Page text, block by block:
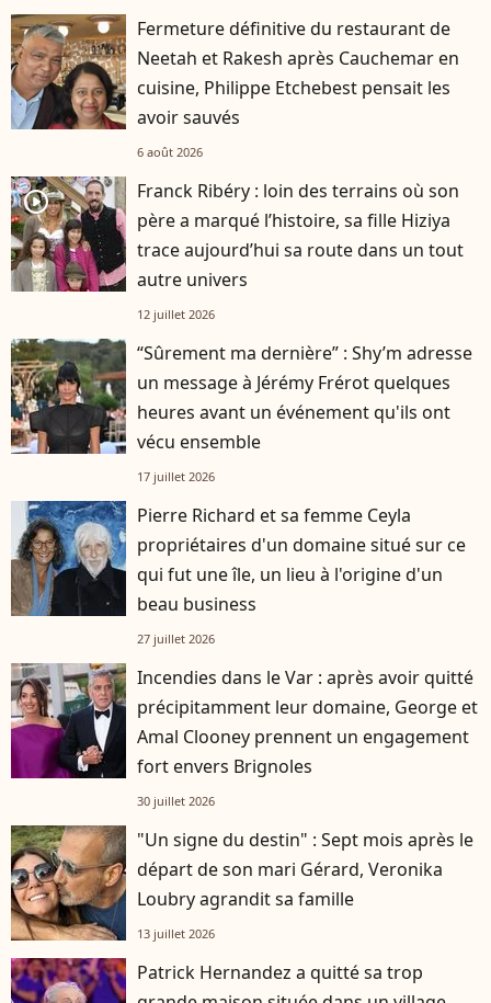
Fermeture définitive du restaurant de
Neetah et Rakesh après Cauchemar en
cuisine, Philippe Etchebest pensait les
avoir sauvés
6 août 2026
player2
Franck Ribéry : loin des terrains où son
père a marqué l’histoire, sa fille Hiziya
trace aujourd’hui sa route dans un tout
autre univers
12 juillet 2026
“Sûrement ma dernière” : Shy’m adresse
un message à Jérémy Frérot quelques
heures avant un événement qu'ils ont
vécu ensemble
17 juillet 2026
Pierre Richard et sa femme Ceyla
propriétaires d'un domaine situé sur ce
qui fut une île, un lieu à l'origine d'un
beau business
27 juillet 2026
Incendies dans le Var : après avoir quitté
précipitamment leur domaine, George et
Amal Clooney prennent un engagement
fort envers Brignoles
30 juillet 2026
"Un signe du destin" : Sept mois après le
départ de son mari Gérard, Veronika
Loubry agrandit sa famille
13 juillet 2026
Patrick Hernandez a quitté sa trop